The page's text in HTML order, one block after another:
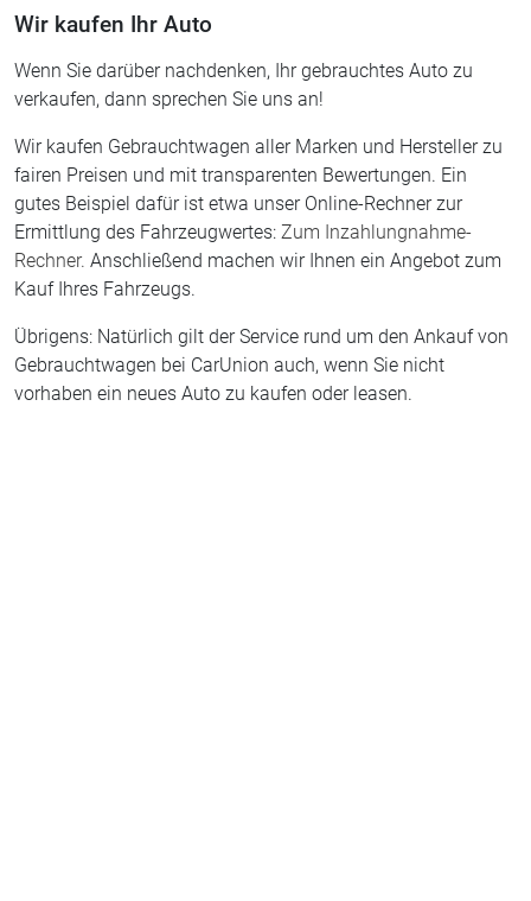
Wir kaufen Ihr Auto
Wenn Sie darüber nachdenken, Ihr gebrauchtes Auto zu
verkaufen, dann sprechen Sie uns an!
Wir kaufen Gebrauchtwagen aller Marken und Hersteller zu
fairen Preisen und mit transparenten Bewertungen. Ein
gutes Beispiel dafür ist etwa unser Online-Rechner zur
Ermittlung des Fahrzeugwertes: Zum Inzahlungnahme-
Rechner. Anschließend machen wir Ihnen ein Angebot zum
Kauf Ihres Fahrzeugs.
Übrigens: Natürlich gilt der Service rund um den Ankauf von
Gebrauchtwagen bei CarUnion auch, wenn Sie nicht
vorhaben ein neues Auto zu kaufen oder leasen.